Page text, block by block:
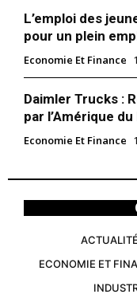
L’emploi des
pour un plein
Economie Et Finance
Daimler Trucks :
par l’Amérique du
Economie Et Finance
ACTUALITÉ
ECONOMIE ET